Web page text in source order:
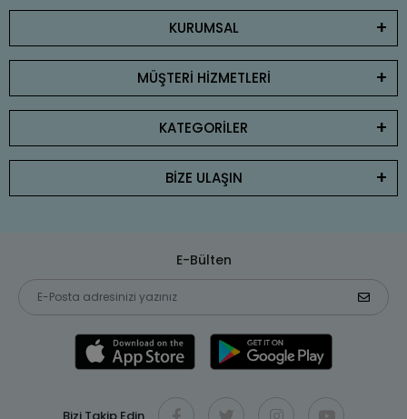
KURUMSAL
MÜŞTERİ HİZMETLERİ
KATEGORİLER
BİZE ULAŞIN
E-Bülten